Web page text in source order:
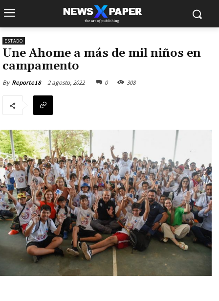
ESTADO
Une Ahome a más de mil niños en
campamento
By Reporte18 2 agosto, 2022 0 308